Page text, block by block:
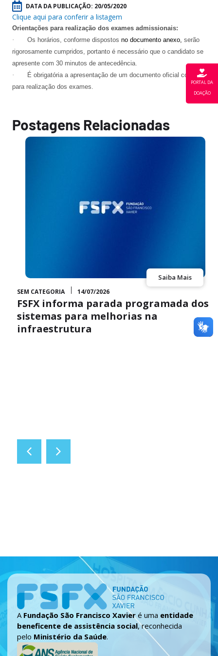
PORTAL DA
DOAÇÃO
DATA DA PUBLICAÇÃO: 20/05/2020
Clique aqui para conferir a listagem
Orientações para realização dos exames admissionais:
·
Os horários, conforme dispostos no documento anexo, serão
rigorosamente cumpridos, portanto é necessário que o candidato se
apresente com 30 minutos de antecedência.
·
É obrigatória a apresentação de um documento oficial com foto
para realização dos exames.
Postagens Relacionadas
Saiba Mais
SEM CATEGORIA 14/07/2026
FSFX informa parada programada dos
sistemas para melhorias na
infraestrutura
A Fundação São Francisco Xavier é uma entidade
beneficente de assistência social, reconhecida
pelo Ministério da Saúde.